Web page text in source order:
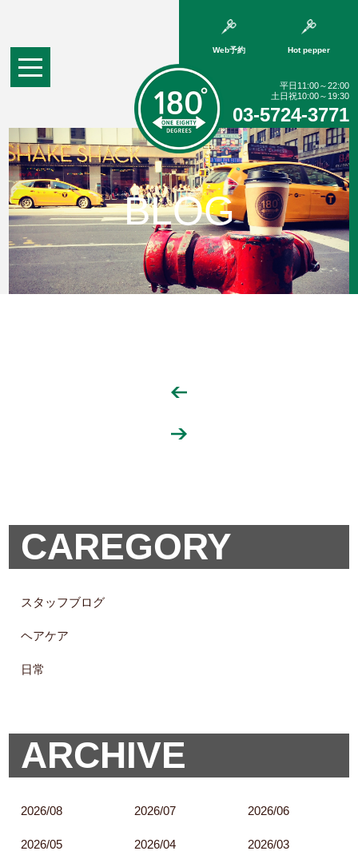
Web予約 Hot pepper
平日11:00～22:00
土日祝10:00～19:30
03-5724-3771
BLOG
CAREGORY
スタッフブログ
ヘアケア
日常
ARCHIVE
2026/08 2026/07 2026/06
2026/05 2026/04 2026/03